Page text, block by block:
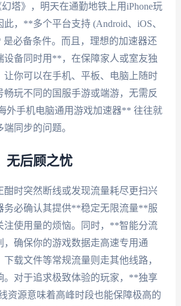
塔》，明天在通勤地铁上用iPhone玩
此，**多个平台支持 (Android、iOS、
是必备条件。而且，理想的加速器还
设备同时用**，在保障家人或室友独
让你可以在手机、平板、电脑上随时
畅玩不同的国服手游或端游，无需反
外手机电脑通用游戏加速器** 往往就
同步的问题。
无后顾之忧
酣时突然断线或发现流量耗尽更扫兴
务必确认其提供**稳定无限流量**服
注使用量的烦恼。同时，**智能分流
确保你的游戏数据走高速专用通
载文件等常规流量则走其他线路，
。对于追求极致体验的玩家，**独享
资源意味着高峰时段也能保障极高的